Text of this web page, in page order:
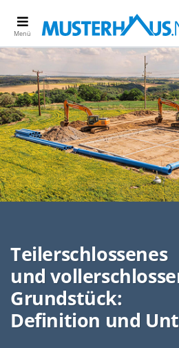
Menü
Teilerschlossenes
und
Grundstück:
Definition und